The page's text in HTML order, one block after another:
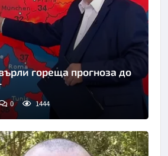
гореща прогноза до
0 1444